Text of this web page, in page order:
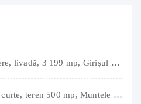
De vânzare: casă cu 6 camere, livadă, 3 199 mp, Girișul Negru, Bihor, 42 000 Euro. Comision 0.
De vânzare: casă, singur în curte, teren 500 mp, Muntele Găina, Oradea. 157.000 € (negociabil). Comision 0.